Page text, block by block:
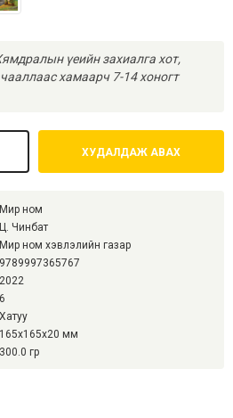
үеийн захиалга хот,
хамаарч 7-14 хоногт
ХУДАЛДАЖ АВАХ
Мир ном
Ц. Чинбат
Мир ном хэвлэлийн газар
9789997365767
2022
6
Хатуу
165х165х20 мм
300.0 гр